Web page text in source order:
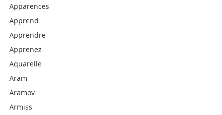
Apparences
Apprend
Apprendre
Apprenez
Aquarelle
Aram
Aramov
Armiss